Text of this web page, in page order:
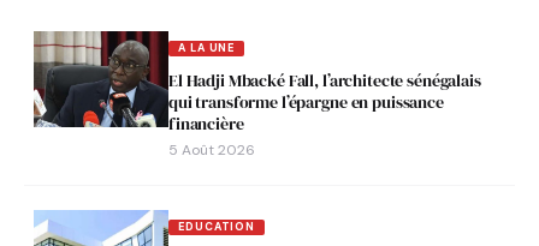
A LA UNE
El Hadji Mbacké Fall, l’architecte sénégalais
qui transforme l’épargne en puissance
financière
5 Août 2026
EDUCATION